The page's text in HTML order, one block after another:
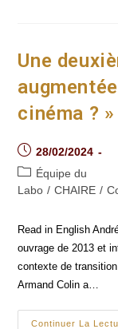
Une
cinéma ? »
Post
published:
28/02/2024
Post
category:
Équipe du
Labo / CHAIRE /
Read in English
ouvrage de 2013 et
contexte de
Armand Colin a…
Continuer La